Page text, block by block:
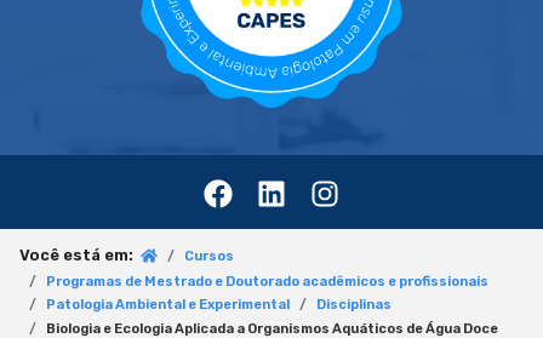
Você está em:
Cursos
Programas de Mestrado e Doutorado acadêmicos e profissionais
Patologia Ambiental e Experimental
Disciplinas
Biologia e Ecologia Aplicada a Organismos Aquáticos de Água Doce